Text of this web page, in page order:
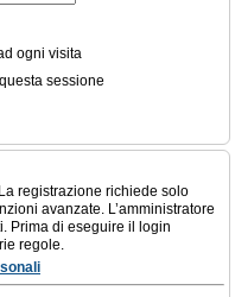
ogni visita
sessione
registrazione richiede solo
avanzate. L’amministratore
Prima di eseguire il login
regole.